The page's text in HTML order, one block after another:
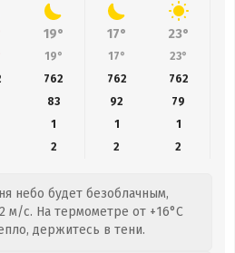
19° 17° 23°
19° 17° 23°
762 762 762
83 92 79
1 1
1
2 2 2
небо будет безоблачным,
м/с. На термометре от +16°C
держитесь в тени.